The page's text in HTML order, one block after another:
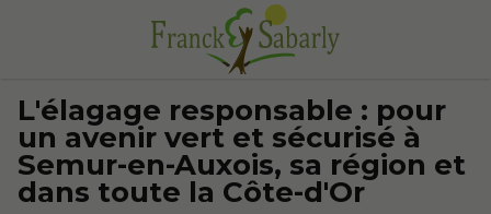
L'élagage responsable : pour
un avenir vert et sécurisé à
Semur-en-Auxois, sa région et
dans toute la Côte-d'Or